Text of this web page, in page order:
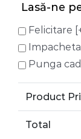
Lasă-ne
Felicitare
Punga
Product
Total